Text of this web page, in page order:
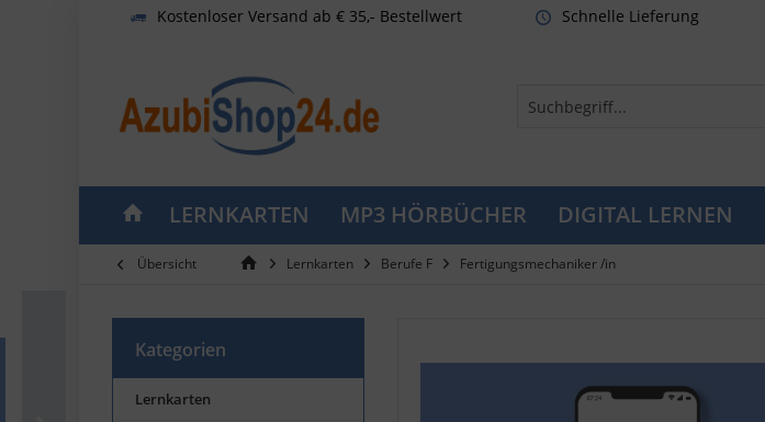
Kostenloser Versand ab € 35,- Bestellwert Schnelle Lieferung
LERNKARTEN MP3 HÖRBÜCHER DIGITAL LERNEN
Übersicht Lernkarten Berufe F Fertigungsmechaniker /in
Kategorien
Lernkarten